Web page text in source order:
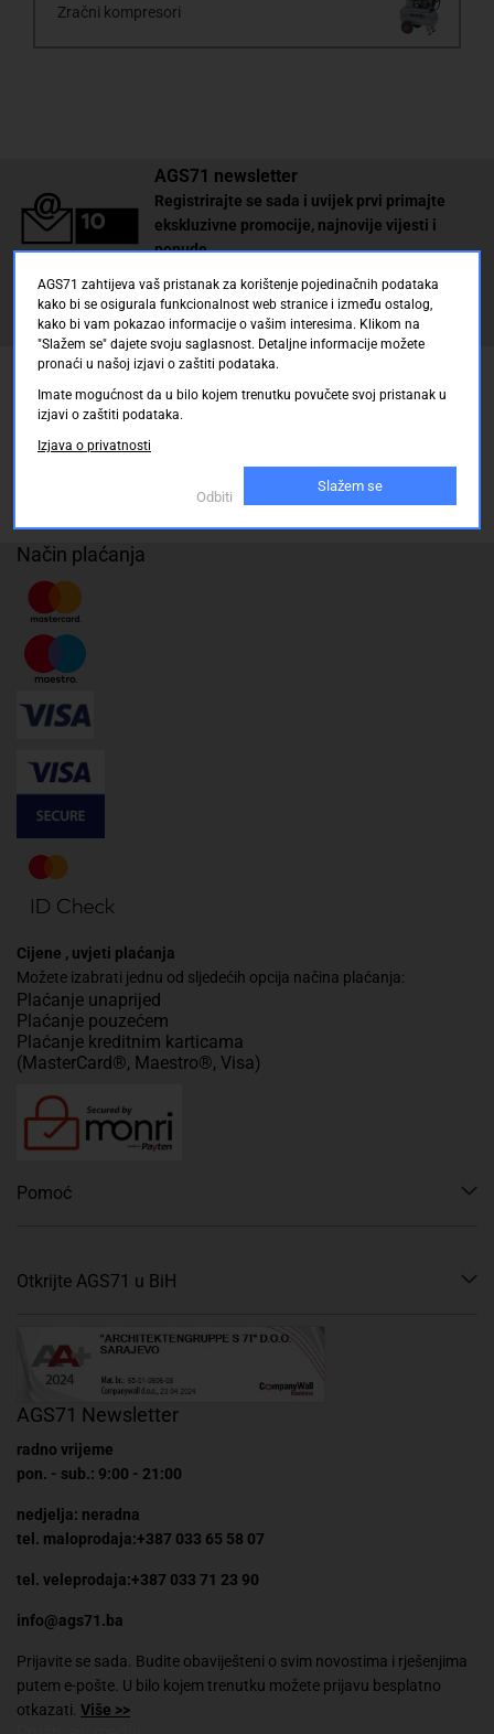
Zračni kompresori
AGS71 newsletter
Registrirajte se sada i uvijek prvi primajte
ekskluzivne promocije, najnovije vijesti i
ponude.
Registrirajte se sada
Pickup mjesto
Plaćanje
Naručivanje i slanje
Način plaćanja
Cijene , uvjeti plaćanja
Možete izabrati jednu od sljedećih opcija načina plaćanja:
Plaćanje unaprijed
Plaćanje pouzećem
Plaćanje kreditnim karticama
(MasterCard®, Maestro®, Visa)
Pomoć
Otkrijte AGS71 u BiH
AGS71 Newsletter
radno vrijeme
pon. - sub.: 9:00 - 21:00
nedjelja: neradna
tel. maloprodaja:+387 033 65 58 07
tel. veleprodaja:+387 033 71 23 90
info@ags71.ba
Prijavite se sada. Budite obaviješteni o svim novostima i rješenjima
putem e-pošte. U bilo kojem trenutku možete prijavu besplatno
otkazati. Više >>
AGS71 zahtijeva vaš pristanak za korištenje pojedinačnih podataka
kako bi se osigurala funkcionalnost web stranice i između ostalog,
kako bi vam pokazao informacije o vašim interesima. Klikom na
"Slažem se" dajete svoju saglasnost. Detaljne informacije možete
pronaći u našoj izjavi o zaštiti podataka.
Imate mogućnost da u bilo kojem trenutku povučete svoj pristanak u
izjavi o zaštiti podataka.
Izjava o privatnosti
Odbiti
Slažem se